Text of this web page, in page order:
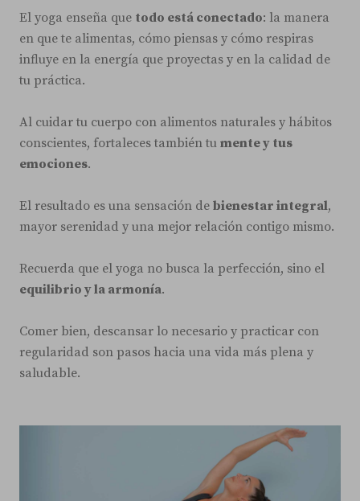
El yoga enseña que todo está conectado: la manera
en que te alimentas, cómo piensas y cómo respiras
influye en la energía que proyectas y en la calidad de
tu práctica.
Al cuidar tu cuerpo con alimentos naturales y hábitos
conscientes, fortaleces también tu mente y tus
emociones.
El resultado es una sensación de bienestar integral,
mayor serenidad y una mejor relación contigo mismo.
Recuerda que el yoga no busca la perfección, sino el
equilibrio y la armonía.
Comer bien, descansar lo necesario y practicar con
regularidad son pasos hacia una vida más plena y
saludable.